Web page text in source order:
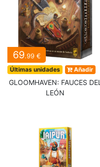
69.99 €
Últimas unidades Añadir
GLOOMHAVEN: FAUCES DEL
LEÓN